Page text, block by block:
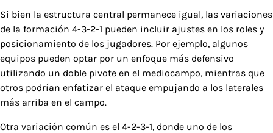
Si bien la estructura central permanece igual, las variaciones
de la formación 4-3-2-1 pueden incluir ajustes en los roles y
posicionamiento de los jugadores. Por ejemplo, algunos
equipos pueden optar por un enfoque más defensivo
utilizando un doble pivote en el mediocampo, mientras que
otros podrían enfatizar el ataque empujando a los laterales
más arriba en el campo.
Otra variación común es el 4-2-3-1, donde uno de los